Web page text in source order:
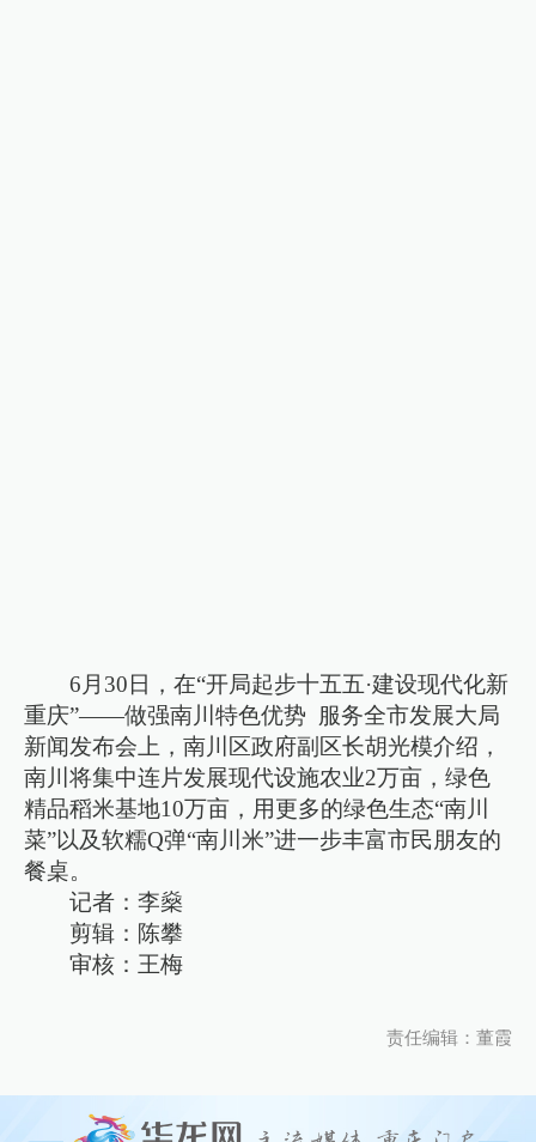
6月30日，在“开局起步十五五·建设现代化新
重庆”——做强南川特色优势 服务全市发展大局
新闻发布会上，南川区政府副区长胡光模介绍，
南川将集中连片发展现代设施农业2万亩，绿色
精品稻米基地10万亩，用更多的绿色生态“南川
菜”以及软糯Q弹“南川米”进一步丰富市民朋友的
餐桌。
记者：李燊
剪辑：陈攀
审核：王梅
责任编辑：董霞